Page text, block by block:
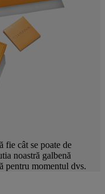
fie cât se poate de
noastră galbenă
pentru momentul dvs.